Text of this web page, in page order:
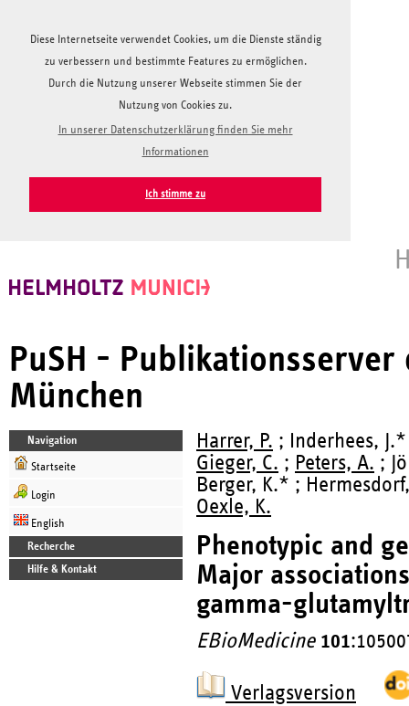
Diese Internetseite verwendet Cookies, um die Dienste ständig
zu verbessern und bestimmte Features zu ermöglichen.
Durch die Nutzung unserer Webseite stimmen Sie der
Nutzung von Cookies zu.
In unserer Datenschutzerklärung finden Sie mehr
Informationen
Ich stimme zu
PuSH -
München
Navigation
Startseite
Login
English
Recherche
Hilfe & Kontakt
Harrer, P. ; Inderhees,
Gieger, C. ; Peters, A. ;
Berger, K.* ;
Oexle, K.
Phenotypic and
Major
gamma-
EBioMedicine 101
Verlagsversion